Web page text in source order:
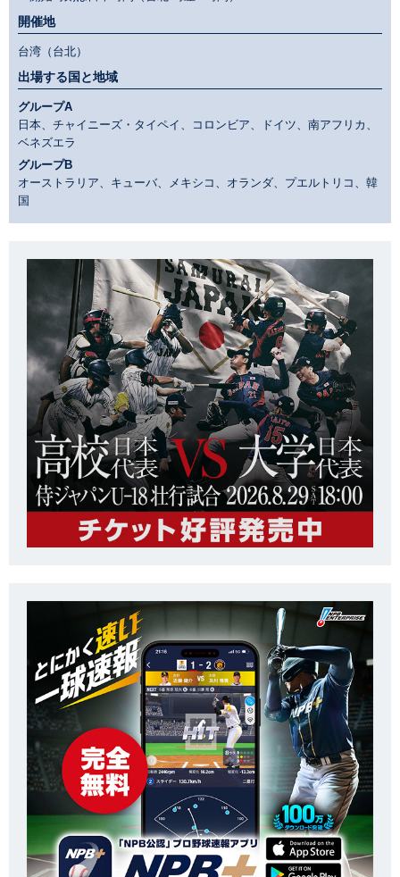
開催地
台湾（台北）
出場する国と地域
グループA
日本、チャイニーズ・タイペイ、コロンビア、ドイツ、南アフリカ、
ベネズエラ
グループB
オーストラリア、キューバ、メキシコ、オランダ、プエルトリコ、韓
国